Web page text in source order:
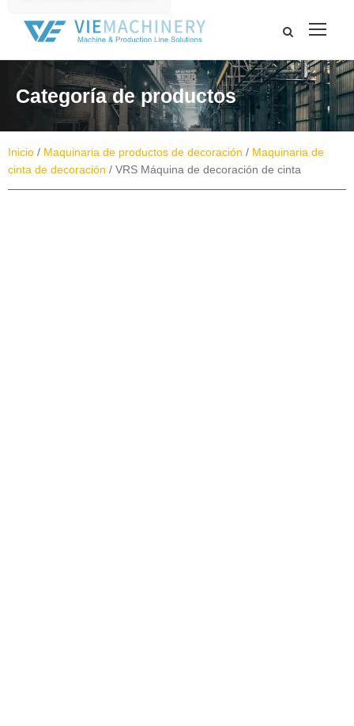
Categoría de productos
Inicio / Maquinaria de productos de decoración / Maquinaria de
cinta de decoración / VRS Máquina de decoración de cinta